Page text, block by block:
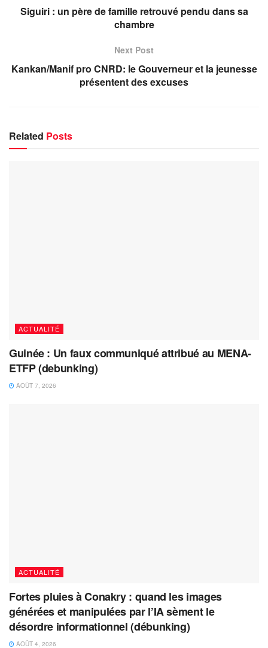
Siguiri : un père de famille retrouvé pendu dans sa
chambre
Next Post
Kankan/Manif pro CNRD: le Gouverneur et la jeunesse
présentent des excuses
Related Posts
ACTUALITÉ
Guinée : Un faux communiqué attribué au MENA-
ETFP (debunking)
AOÛT 7, 2026
ACTUALITÉ
Fortes pluies à Conakry : quand les images
générées et manipulées par l’IA sèment le
désordre informationnel (débunking)
AOÛT 4, 2026